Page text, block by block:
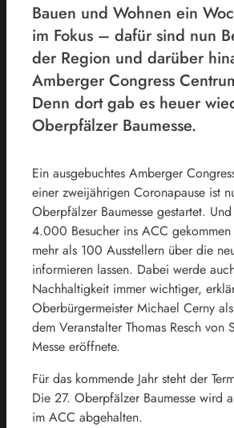
Bauen und Wohnen ein
im Fokus – dafür sind nun
der Region und darüber
Amberger Congress
Denn dort gab es heuer
Oberpfälzer Baumesse.
Ein ausgebuchtes Amberger
einer zweijährigen Coronapause ist
Oberpfälzer Baumesse gestartet.
4.000 Besucher ins ACC
mehr als 100 Ausstellern über die
informieren lassen. Dabei werde
Nachhaltigkeit immer wichtiger,
Oberbürgermeister Michael Cerny
dem Veranstalter Thomas Resch von
Messe eröffnete.
Für das kommende Jahr steht der
Die 27. Oberpfälzer Baumesse wird
im ACC abgehalten.